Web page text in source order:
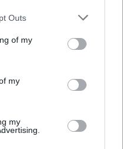
Outs
of my
my
my
Příbramsku přibylo.
Auto není trezor
na Příbramsku odhalila
kontrole na Příbramsku
o prázdninách zpřísní